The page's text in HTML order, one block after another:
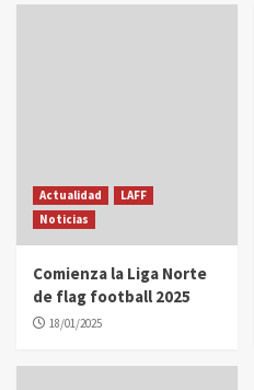
Actualidad
LAFF
Noticias
Comienza la Liga Norte
de flag football 2025
18/01/2025